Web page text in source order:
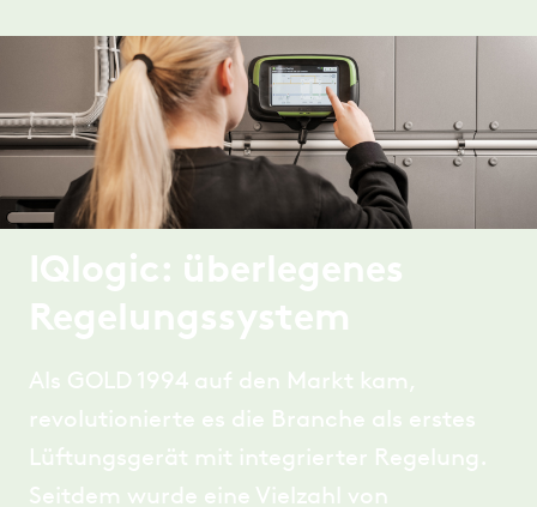
IQlogic: überlegenes
Regelungssystem
Als GOLD 1994 auf den Markt kam,
revolutionierte es die Branche als erstes
Lüftungsgerät mit integrierter Regelung.
Seitdem wurde eine Vielzahl von